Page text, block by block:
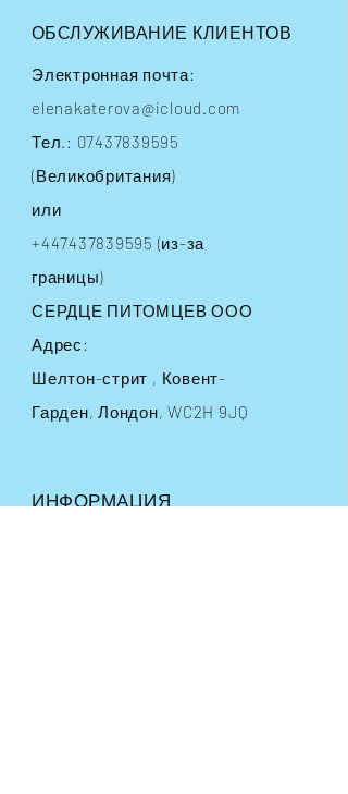
ОБСЛУЖИВАНИЕ КЛИЕНТОВ
Электронная почта:
elenakaterova@icloud.com
Тел.: 07437839595
(Великобритания)
или
+447437839595 (из-за
границы)
СЕРДЦЕ ПИТОМЦЕВ ООО
Адрес:
Шелтон-стрит , Ковент-
Гарден, Лондон, WC2H 9JQ
ИНФОРМАЦИЯ